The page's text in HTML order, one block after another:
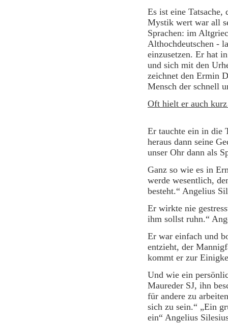
Es ist eine Tatsache,
Mystik wert war all
Sprachen: im
Althochdeutschen -
einzusetzen. Er hat
und sich mit den
zeichnet den Ermin
Mensch der
Oft hielt er auch
Er tauchte ein in die
heraus dann seine
unser Ohr dann als
Ganz so wie es in
werde wesentlich,
besteht.“ Angelius
Er wirkte nie
ihm sollst ruhn.“
Er war einfach und
entzieht, der
kommt er zur
Und wie ein
Maureder SJ, ihn
für andere zu
sich zu sein.“ „Ein
ein“ Angelius